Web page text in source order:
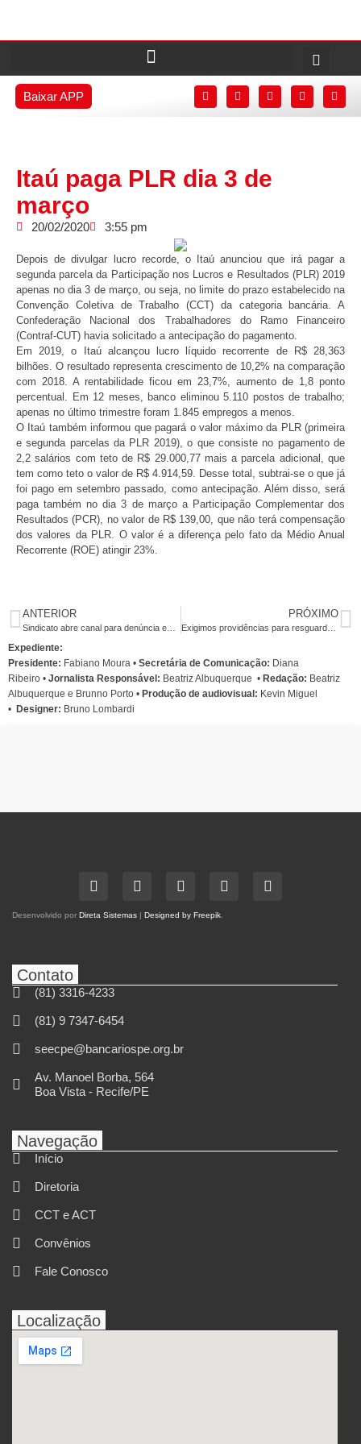
Baixar APP
Itaú paga PLR dia 3 de
março
20/02/2020 3:55 pm
Depois de divulgar lucro recorde, o Itaú anunciou que irá pagar a
segunda parcela da Participação nos Lucros e Resultados (PLR) 2019
apenas no dia 3 de março, ou seja, no limite do prazo estabelecido na
Convenção Coletiva de Trabalho (CCT) da categoria bancária. A
Confederação Nacional dos Trabalhadores do Ramo Financeiro
(Contraf-CUT) havia solicitado a antecipação do pagamento.
Em 2019, o Itaú alcançou lucro líquido recorrente de R$ 28,363
bilhões. O resultado representa crescimento de 10,2% na comparação
com 2018. A rentabilidade ficou em 23,7%, aumento de 1,8 ponto
percentual. Em 12 meses, banco eliminou 5.110 postos de trabalho;
apenas no último trimestre foram 1.845 empregos a menos.
O Itaú também informou que pagará o valor máximo da PLR (primeira
e segunda parcelas da PLR 2019), o que consiste no pagamento de
2,2 salários com teto de R$ 29.000,77 mais a parcela adicional, que
tem como teto o valor de R$ 4.914,59. Desse total, subtrai-se o que já
foi pago em setembro passado, como antecipação. Além disso, será
paga também no dia 3 de março a Participação Complementar dos
Resultados (PCR), no valor de R$ 139,00, que não terá compensação
dos valores da PLR. O valor é a diferença pelo fato da Médio Anual
Recorrente (ROE) atingir 23%.
ANTERIOR PRÓXIMO
Exigimos providências para resguardar o Estado de Direito
Expediente:
Presidente: Fabiano Moura • Secretária de Comunicação: Diana
Ribeiro • Jornalista Responsável: Beatriz Albuquerque • Redação: Beatriz
Albuquerque e Brunno Porto • Produção de audiovisual: Kevin Miguel
• Designer: Bruno Lombardi
Desenvolvido por Direta Sistemas Designed by Freepik.
Contato
(81) 3316-4233
(81) 9 7347-6454
seecpe@bancariospe.org.br
Av. Manoel Borba, 564
Boa Vista - Recife/PE
Navegação
Início
Diretoria
CCT e ACT
Convênios
Fale Conosco
Localização